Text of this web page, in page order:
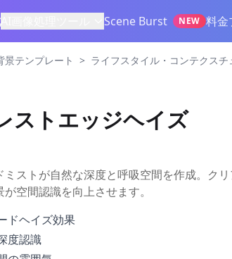
Scene Burst NEW 料金
景テンプレート > ライフスタイル・コンテクスチ
ストエッジヘイズ
ミストが自然な深度と呼吸空間を作成。ク
空間認識を向上させます。
ドヘイズ効果
度認識